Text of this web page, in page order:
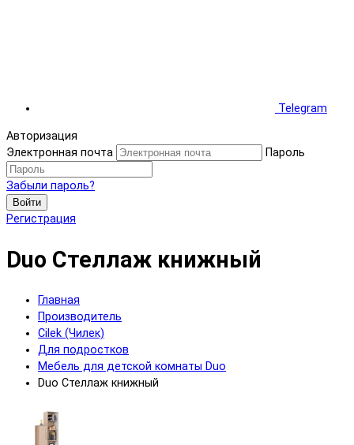
Telegram
Авторизация
Электронная почта
Пароль
Забыли пароль?
Войти
Регистрация
Duo Стеллаж книжный
Главная
Производитель
Cilek (Чилек)
Для подростков
Мебель для детской комнаты Duo
Duo Стеллаж книжный